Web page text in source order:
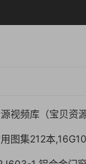
宝贝资源站bb006）网站正
,16G101图集,水电安装图集-254本